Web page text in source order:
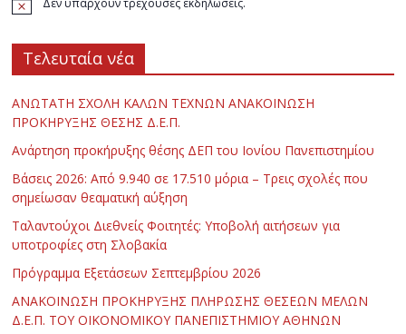
Δεν υπάρχουν τρέχουσες εκδηλώσεις.
Τελευταία νέα
ΑΝΩΤΑΤΗ ΣΧΟΛΗ ΚΑΛΩΝ ΤΕΧΝΩΝ ΑΝΑΚΟΙΝΩΣΗ
ΠΡΟΚΗΡΥΞΗΣ ΘΕΣΗΣ Δ.Ε.Π.
Ανάρτηση προκήρυξης θέσης ΔΕΠ του Ιονίου Πανεπιστημίου
Βάσεις 2026: Από 9.940 σε 17.510 μόρια – Τρεις σχολές που
σημείωσαν θεαματική αύξηση
Ταλαντούχοι Διεθνείς Φοιτητές: Υποβολή αιτήσεων για
υποτροφίες στη Σλοβακία
Πρόγραμμα Εξετάσεων Σεπτεμβρίου 2026
ΑΝΑΚΟΙΝΩΣΗ ΠΡΟΚΗΡΥΞΗΣ ΠΛΗΡΩΣΗΣ ΘΕΣΕΩΝ ΜΕΛΩΝ
Δ.Ε.Π. ΤΟΥ ΟΙΚΟΝΟΜΙΚΟΥ ΠΑΝΕΠΙΣΤΗΜΙΟΥ ΑΘΗΝΩΝ